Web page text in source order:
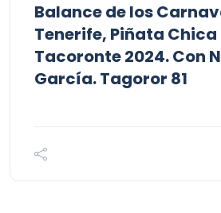
Balance de los
Tenerife, Piñata Chica
Tacoronte 2024. Con
García. Tagoror 81